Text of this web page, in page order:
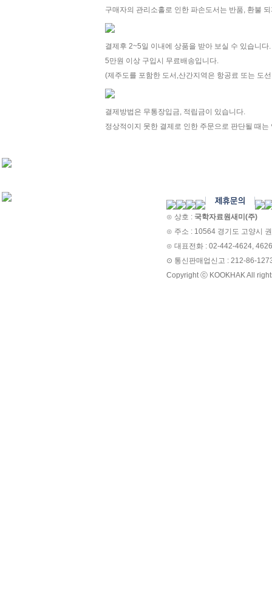
구매자의 관리소홀로 인한 파손도서는 반품, 환불
결제후 2~5일 이내에 상품을 받아 보실 수 있습니다.
5만원 이상 구입시 무료배송입니다.
(제주도를 포함한 도서,산간지역은 항공료 또는 도
결제방법은 무통장입금, 적립금이 있습니다.
정상적이지 못한 결제로 인한 주문으로 판단될 때
⊙ 상호 : 국학자료원새미(주)
⊙ 주소 : 10564 경기도 고양시
⊙ 대표전화 : 02-442-4624,
⊙ 통신판매업신고 : 212-86-
Copyright ⓒ KOOKHAK All